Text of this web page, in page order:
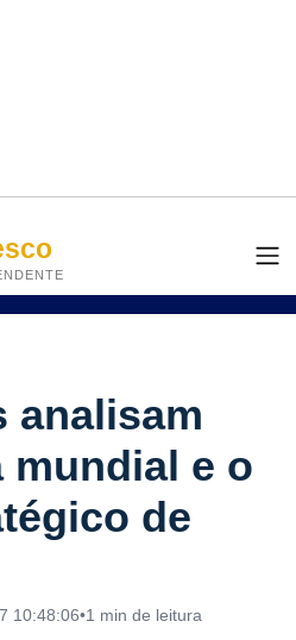
analisam
e o
de
10:48:06•1 min de leitura